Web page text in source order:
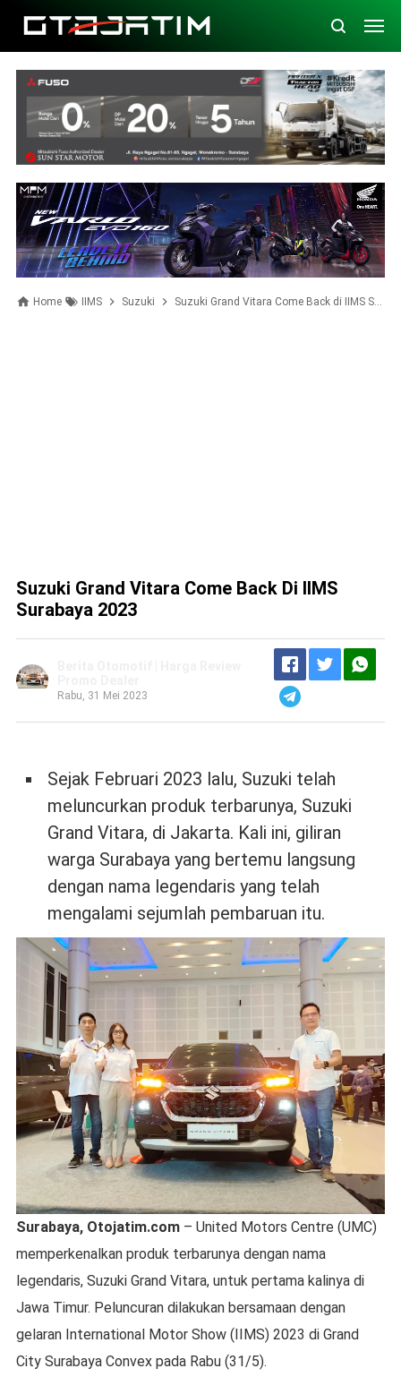
Home IIMS Suzuki Suzuki Grand Vitara Come Back di IIMS Surabaya 2023
Suzuki Grand Vitara Come Back Di IIMS
Surabaya 2023
Rabu, 31 Mei 2023
Sejak Februari 2023 lalu, Suzuki telah
meluncurkan produk terbarunya, Suzuki
Grand Vitara, di Jakarta. Kali ini, giliran
warga Surabaya yang bertemu langsung
dengan nama legendaris yang telah
mengalami sejumlah pembaruan itu.
Surabaya, Otojatim.com– United Motors Centre (UMC)
memperkenalkan produk terbarunya dengan nama
legendaris, Suzuki Grand Vitara, untuk pertama kalinya di
Jawa Timur. Peluncuran dilakukan bersamaan dengan
gelaran International Motor Show (IIMS) 2023 di Grand
City Surabaya Convex pada Rabu (31/5).